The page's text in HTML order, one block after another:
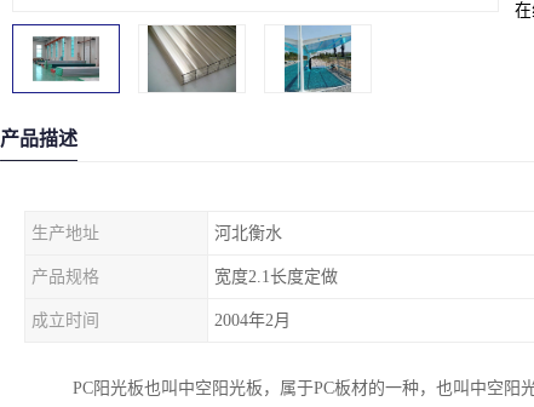
在
产品描述
生产地址 河北衡水
产品规格 宽度2.1长度定做
成立时间 2004年2月
PC阳光板也叫中空阳光板，属于PC板材的一种，也叫中空阳